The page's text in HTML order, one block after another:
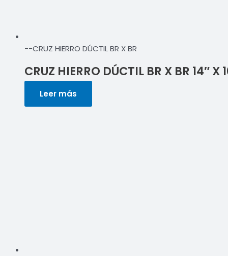
--CRUZ HIERRO DÚCTIL BR X BR
CRUZ HIERRO DÚCTIL BR X BR 14″ X
Leer más